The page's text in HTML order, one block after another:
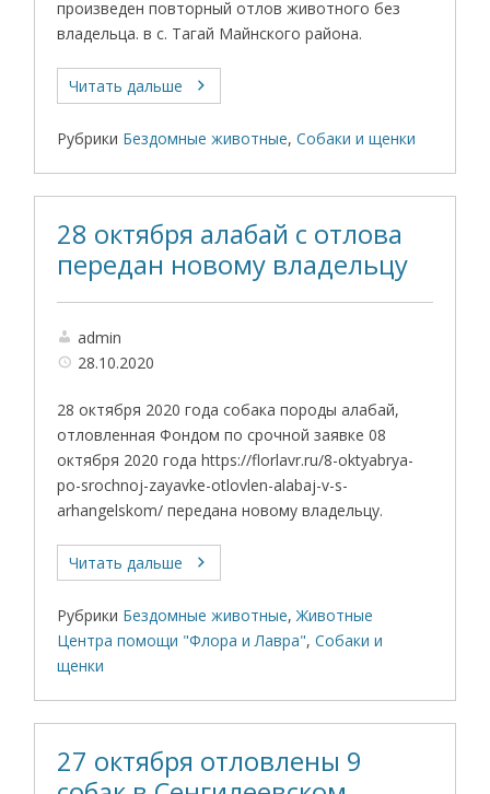
произведен повторный отлов животного без
владельца. в с. Тагай Майнского района.
Читать дальше
Рубрики Бездомные животные,Собаки и щенки
28 октября алабай с отлова
передан новому владельцу
admin
28.10.2020
28 октября 2020 года собака породы алабай,
отловленная Фондом по срочной заявке 08
октября 2020 года https://florlavr.ru/8-oktyabrya-
po-srochnoj-zayavke-otlovlen-alabaj-v-s-
arhangelskom/ передана новому владельцу.
Читать дальше
Рубрики Бездомные животные,Животные
Центра помощи "Флора и Лавра",Собаки и
щенки
27 октября отловлены 9